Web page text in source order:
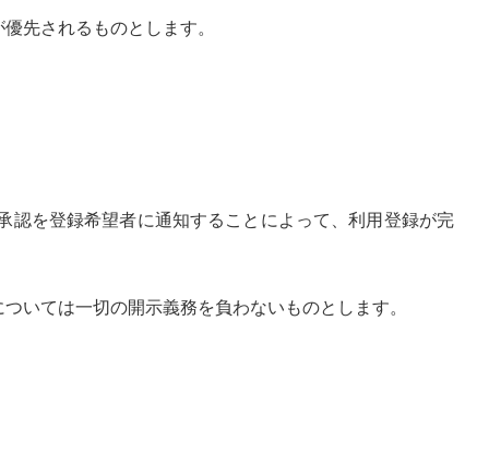
先されるものとします。
を登録希望者に通知することによって、利用登録が完
いては一切の開示義務を負わないものとします。